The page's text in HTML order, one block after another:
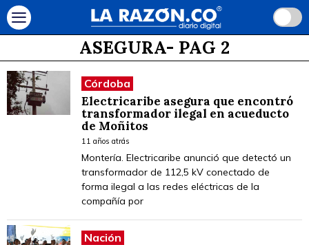
ASEGURA- PAG 2
Córdoba
Electricaribe asegura que encontró
transformador ilegal en acueducto
de Moñitos
11 años atrás
Montería. Electricaribe anunció que detectó un
transformador de 112,5 kV conectado de
forma ilegal a las redes eléctricas de la
compañía por
Nación